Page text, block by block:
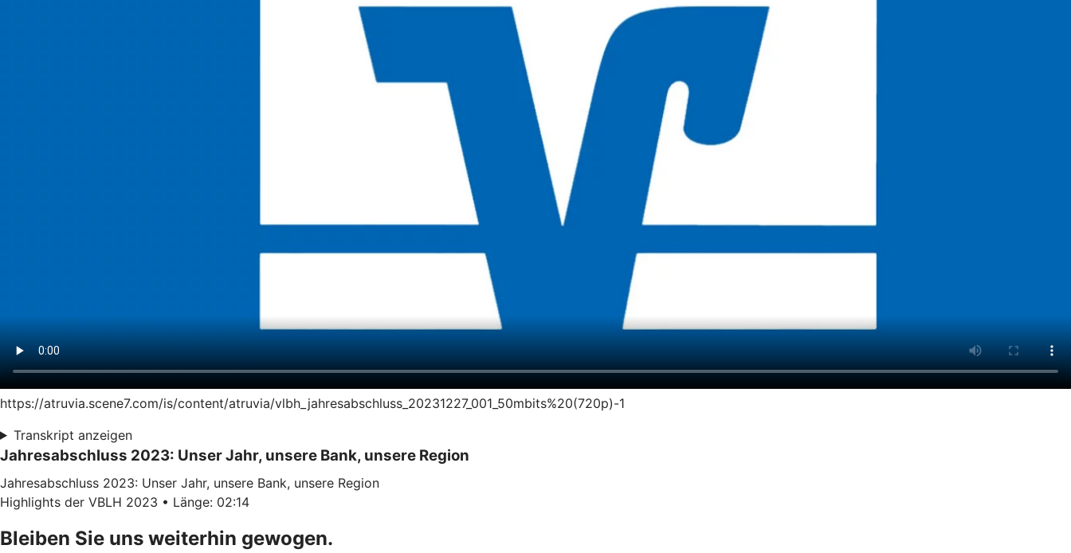
https://atruvia.scene7.com/is/content/atruvia/vlbh_jahresabschluss_20231227_001_50mbits%20(720p)-1
Transkript anzeigen
Jahresabschluss 2023: Unser Jahr, unsere Bank, unsere Region
Jahresabschluss 2023: Unser Jahr, unsere Bank, unsere Region
Highlights der VBLH 2023 • Länge: 02:14
Bleiben Sie uns weiterhin gewogen.